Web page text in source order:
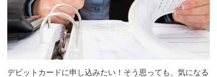
デビットカードに申し込みたい！そう思っても、気になる